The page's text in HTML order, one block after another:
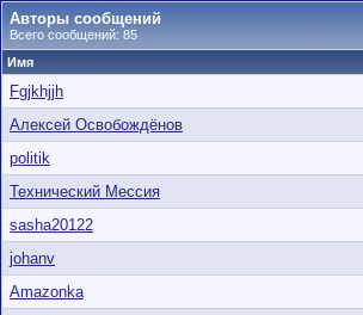
Авторы сообщений
Всего сообщений: 85
Имя
Fgjkhjjh
Алексей Освобождёнов
politik
Технический Мессия
sasha20122
johanv
Amazonka